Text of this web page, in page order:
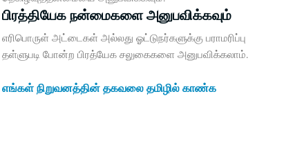
பிரத்தியேக நன்மைகளை அனுபவிக்கவும்
எரிபொருள் அட்டைகள் அல்லது ஓட்டுநர்களுக்கு பராமரிப்பு
தள்ளுபடி போன்ற பிரத்யேக சலுகைகளை அனுபவிக்கலாம்.
எங்கள் நிறுவனத்தின் தகவலை தமிழில் காண்க